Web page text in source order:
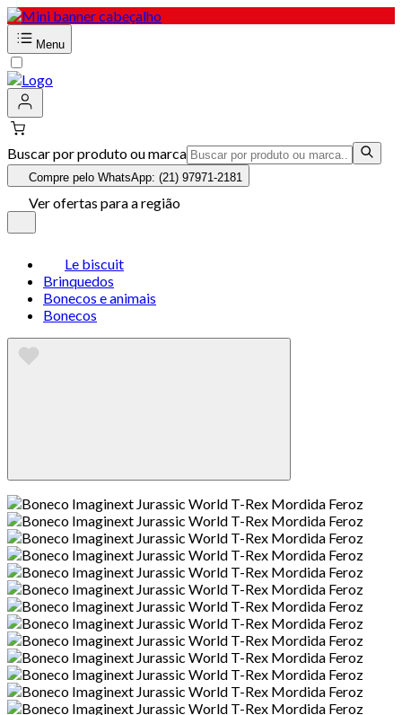
Menu
Buscar por produto ou marca
Compre pelo WhatsApp: (21) 97971-2181
Ver ofertas para a região
Le biscuit
Brinquedos
Bonecos e animais
Bonecos